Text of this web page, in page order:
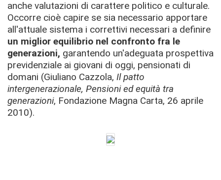
anche valutazioni di carattere politico e culturale.
Occorre cioè capire se sia necessario apportare
all'attuale sistema i correttivi necessari a definire
un miglior equilibrio nel confronto fra le
generazioni, garantendo un'adeguata prospettiva
previdenziale ai giovani di oggi, pensionati di
domani (Giuliano Cazzola, Il patto
intergenerazionale, Pensioni ed equità tra
generazioni, Fondazione Magna Carta, 26 aprile
2010).